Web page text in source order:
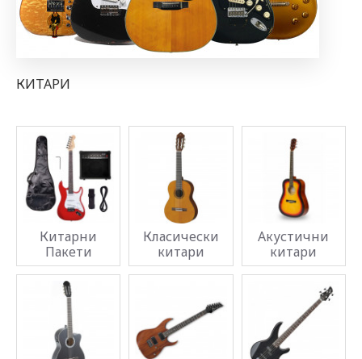
КИТАРИ
Китарни
Пакети
Класически
китари
Акустични
китари